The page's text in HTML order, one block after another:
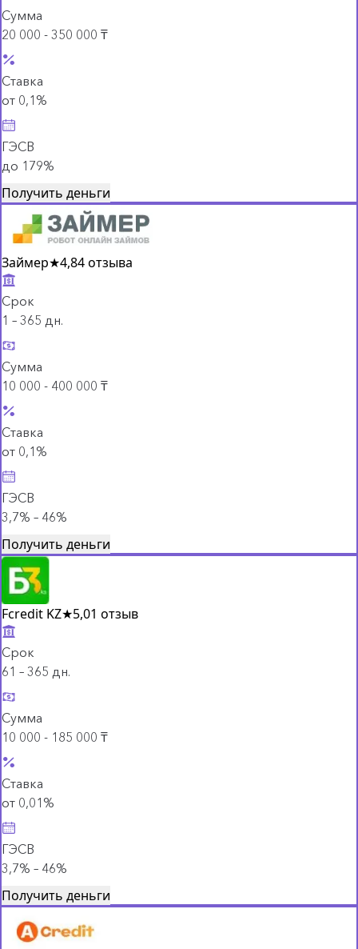
Сумма
20 000 - 350 000 ₸
Ставка
от 0,1%
ГЭСВ
до 179%
Получить деньги
Займер★4,84 отзыва
Срок
1 – 365 дн.
Сумма
10 000 - 400 000 ₸
Ставка
от 0,1%
ГЭСВ
3,7% – 46%
Получить деньги
Fcredit KZ★5,01 отзыв
Срок
61 – 365 дн.
Сумма
10 000 - 185 000 ₸
Ставка
от 0,01%
ГЭСВ
3,7% – 46%
Получить деньги